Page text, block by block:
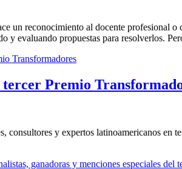
un reconocimiento al docente profesional
y evaluando propuestas para resolverlos.
tercer Premio
consultores y expertos latinoamericanos